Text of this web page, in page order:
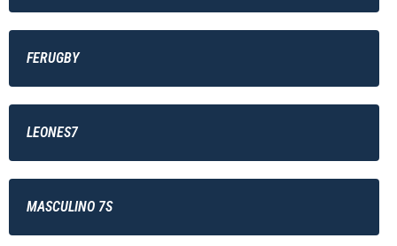
FERUGBY
LEONES7
MASCULINO 7S